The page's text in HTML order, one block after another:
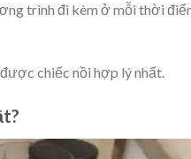
trình đi kèm ở mỗi thời
chiếc nồi hợp lý nhất.